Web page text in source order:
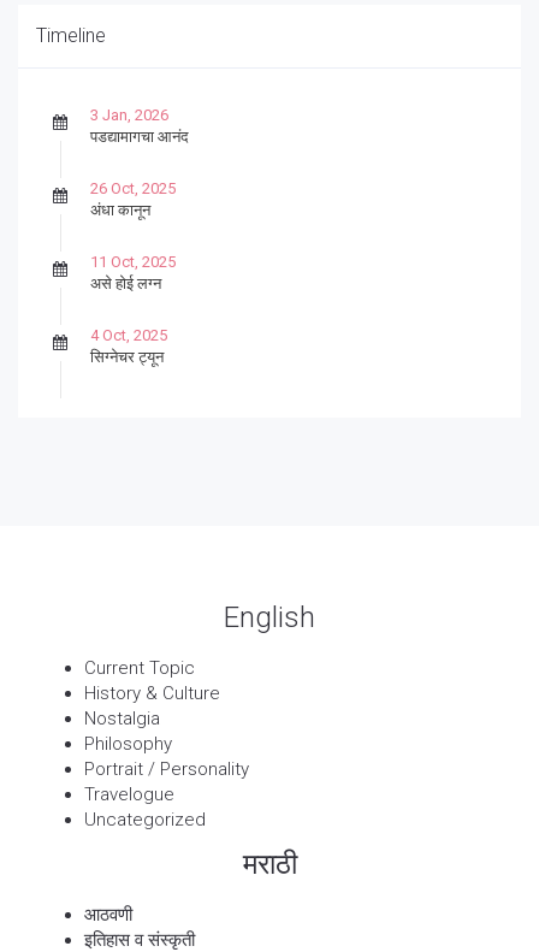
Timeline
3 Jan, 2026
पडद्यामागचा आनंद
26 Oct, 2025
अंधा कानून
11 Oct, 2025
असे होई लग्न
4 Oct, 2025
सिग्नेचर ट्यून
English
Current Topic
History & Culture
Nostalgia
Philosophy
Portrait / Personality
Travelogue
Uncategorized
मराठी
आठवणी
इतिहास व संस्कृती